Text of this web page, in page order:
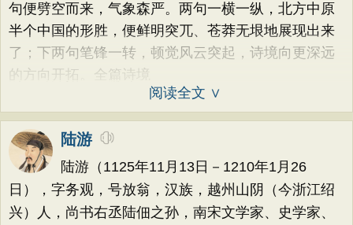
句便劈空而来，气象森严。两句一横一纵，北方中原
半个中国的形胜，便鲜明突兀、苍莽无垠地展现出来
了；下两句笔锋一转，顿觉风云突起，诗境向更深远
的方向开拓。全篇诗境
阅读全文 ∨
陆游
陆游（1125年11月13日－1210年1月26
日），字务观，号放翁，汉族，越州山阴（今浙江绍
兴）人，尚书右丞陆佃之孙，南宋文学家、史学家、